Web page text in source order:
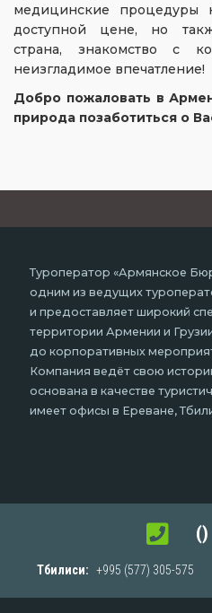
медицинские процедуры
доступной цене, но
страна, знакомство с
неизгладимое впечатление!
Добро пожаловать в
природа позаботиться о
Туроператор «Армянское
одним из ведущих
и предоставляет широкий
территории Армении и
до корпоративных
Компания ведёт свою
основана в качестве
имеет офисы в Ереване,
()
Тбилиси: +995 (577) 305-575